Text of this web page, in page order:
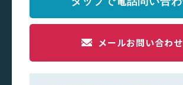
メールお問い合わせ